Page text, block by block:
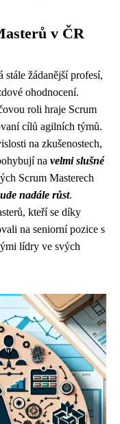
v ČR
stále žádanější profesí,
ohodnocení.
roli hraje Scrum
cílů agilních týmů.
na zkušenostech,
na velmi slušné
Scrum Masterech
nadále růst.
kteří se díky
na seniorní pozice s
lídry ve svých